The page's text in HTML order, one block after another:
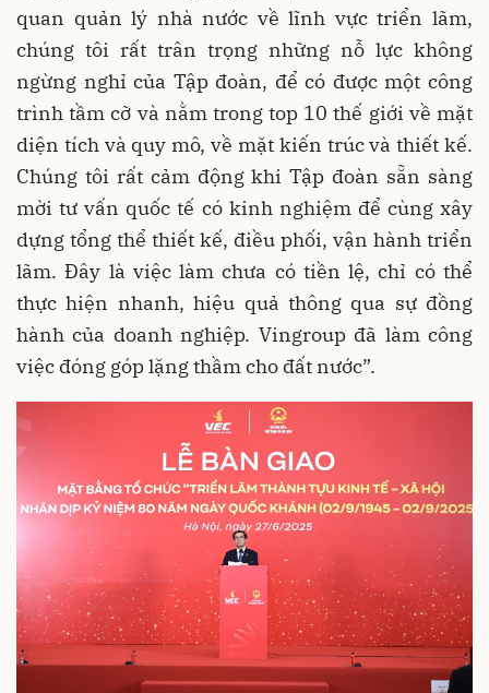
quan quản lý nhà nước về lĩnh vực triển lãm,
chúng tôi rất trân trọng những nỗ lực không
ngừng nghỉ của Tập đoàn, để có được một công
trình tầm cỡ và nằm trong top 10 thế giới về mặt
diện tích và quy mô, về mặt kiến trúc và thiết kế.
Chúng tôi rất cảm động khi Tập đoàn sẵn sàng
mời tư vấn quốc tế có kinh nghiệm để cùng xây
dựng tổng thể thiết kế, điều phối, vận hành triển
lãm. Đây là việc làm chưa có tiền lệ, chỉ có thể
thực hiện nhanh, hiệu quả thông qua sự đồng
hành của doanh nghiệp. Vingroup đã làm công
việc đóng góp lặng thầm cho đất nước”.